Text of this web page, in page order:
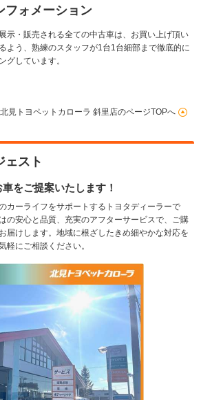
フォメーション
示・販売される全ての中古車は、お買い上げ頂い
よう、熟練のスタッフが1台1台細部まで徹底的に
グしています。
北見トヨペットカローラ 斜里店のページTOPへ
ェスト
をご提案いたします！
カーライフをサポートするトヨタディーラーで
の安心と品質、充実のアフターサービスで、ご購
届けします。地域に根ざしたきめ細やかな対応を
軽にご相談ください。